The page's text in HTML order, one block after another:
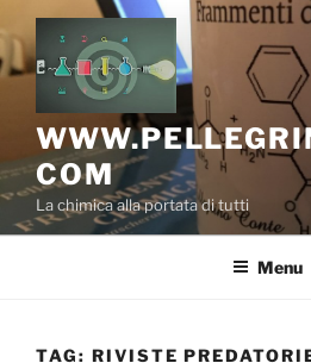
Salta
al
contenuto
COM
La chimica alla portata di tutti
Menu
TAG: RIVISTE